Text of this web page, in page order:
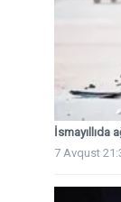
İsmayıllıda
7 Avqust